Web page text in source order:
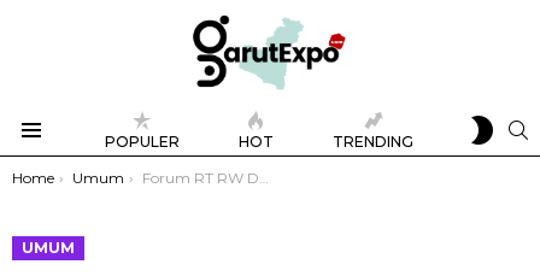
POPULER HOT TRENDING
SKIN
You are here:
Home Umum Forum RT RW Desa Haruman dan DPK KNPI Lakukan Aksi Demonstrasi di PT. Hoga Reksa Garment
UMUM